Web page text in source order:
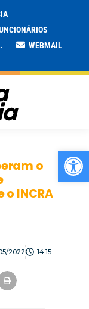
WEBMAIL
o
INCRA
2022 14:15